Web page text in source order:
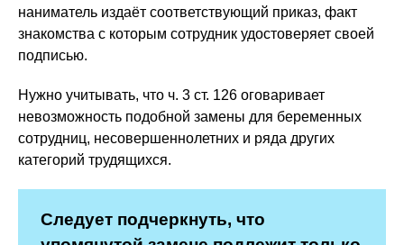
наниматель издаёт соответствующий приказ, факт
знакомства с которым сотрудник удостоверяет своей
подписью.
Нужно учитывать, что ч. 3 ст. 126 оговаривает
невозможность подобной замены для беременных
сотрудниц, несовершеннолетних и ряда других
категорий трудящихся.
Следует подчеркнуть, что